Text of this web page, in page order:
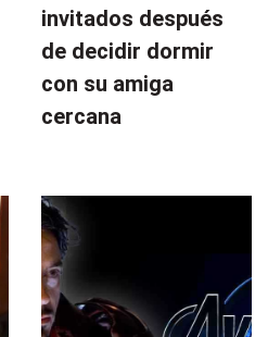
invitados después
de decidir dormir
con su amiga
cercana